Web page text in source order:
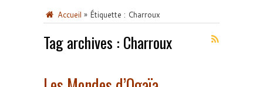
Accueil » Étiquette : Charroux
Tag archives : Charroux